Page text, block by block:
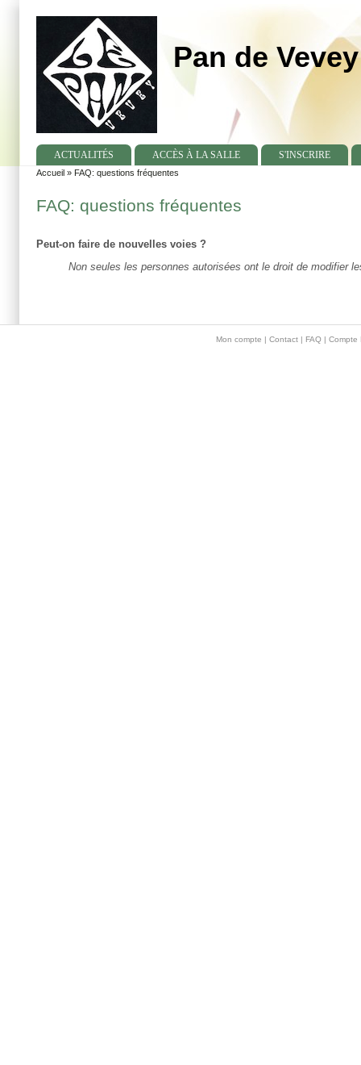
Pan de Vevey
ACTUALITÉS ACCÈS À LA SALLE S'INSCRIRE
You are here
Accueil » FAQ: questions fréquentes
FAQ: questions fréquentes
Peut-on faire de nouvelles voies ?
Non seules les personnes autorisées ont le droit de modifier
Mon compte | Contact| FAQ| Compte